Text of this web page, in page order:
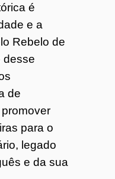
é
e a
Rebelo de
desse
de
para o
legado
e da sua